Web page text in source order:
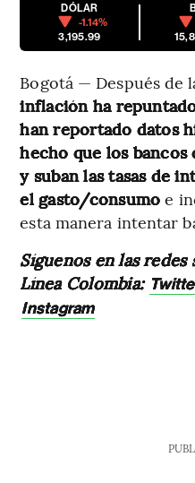
DÓLAR
-1.14%
3,195.99
Bogotá — Después de
inflación ha
han reportado datos
hecho que los
y suban las tasas de
el gasto/consumo e
esta manera intentar
Síguenos en las
Línea Colombia:
Instagram